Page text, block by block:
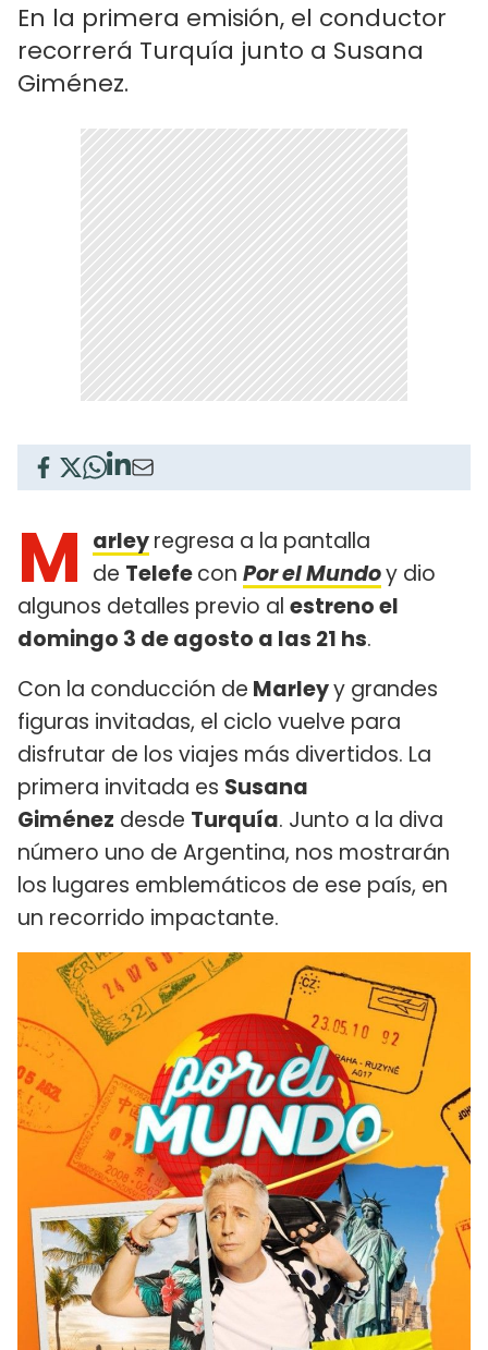
En la primera emisión, el conductor
recorrerá Turquía junto a Susana
Giménez.
M arleyregresa a la pantalla
de Telefecon Por el Mundoy dio
algunos detalles previo al estreno el
domingo 3 de agosto a las 21 hs.
Con la conducción de Marleyy grandes
figuras invitadas, el ciclo vuelve para
disfrutar de los viajes más divertidos. La
primera invitada es Susana
Giménez desde Turquía. Junto a la diva
número uno de Argentina, nos mostrarán
los lugares emblemáticos de ese país, en
un recorrido impactante.